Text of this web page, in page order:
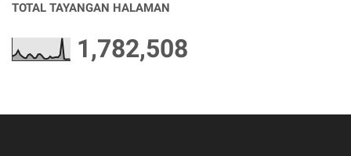
TOTAL TAYANGAN HALAMAN
1,782,508